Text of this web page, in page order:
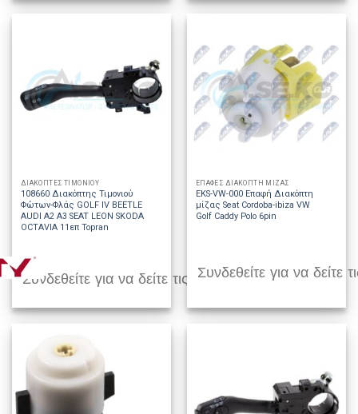
ΔΙΑΚΟΠΤΕΣ ΤΙΜΟΝΙΟΥ
108660 Διακόπτης Τιμονιού
Φώτων-Φλάς GOLF IV BEETLE
AUDI A2 A3 SEAT LEON SKODA
OCTAVIA 11επ Topran
Συνδεθείτε για να δείτε τις τιμές
ΕΠΑΦΕΣ ΔΙΑΚΟΠΤΗ ΜΙΖΑΣ
EKS-VW-000 Επαφή Διακόπτη
μίζας Seat Cordoba-ibiza VW
Golf Caddy Polo 6pin
Συνδεθείτε για να δείτε